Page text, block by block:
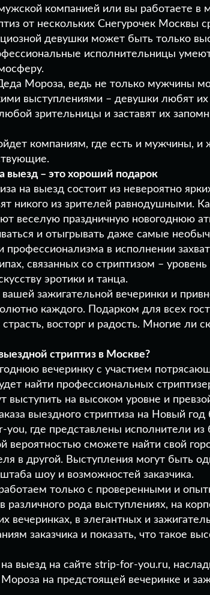
компанией или вы работаете в
от нескольких Снегурочек Москвы
девушки может быть только
исполнительницы
Мороза, ведь не только мужчины
выступлениями – девушки любят
зрительницы и заставят их
компаниям, где есть и мужчины,
выезд – это хороший подарок
на выезд состоит из невероятно
никого из зрителей равнодушными.
веселую праздничную новогоднюю
и отыгрывать даже самые
профессионализма в исполнении
связанных со стриптизом –
эротики и танца.
зажигательной вечеринки и
каждого. Подарком для всех
восторг и радость. Многие ли
стриптиз в Москве?
вечеринку с участием
найти профессиональных
выступить на высоком уровне и
выездного стриптиза на Новый год
где представлены исполнители из
вероятностью сможете найти свой
в другой. Выступления могут быть
шоу и возможностей заказчика.
только с проверенными и
рода выступлениях, на
в элегантных и
заказчика и показать, что такое
выезд на сайте strip-for-you.ru,
на предстоящей вечеринке и